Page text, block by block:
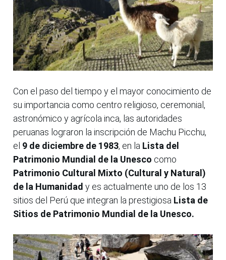
Con el paso del tiempo y el mayor conocimiento de
su importancia como centro religioso, ceremonial,
astronómico y agrícola inca, las autoridades
peruanas lograron la inscripción de Machu Picchu,
el 9 de diciembre de 1983, en la Lista del
Patrimonio Mundial de la Unesco como
Patrimonio Cultural Mixto (Cultural y Natural)
de la Humanidad y es actualmente uno de los 13
sitios del Perú que integran la prestigiosa Lista de
Sitios de Patrimonio Mundial de la Unesco.